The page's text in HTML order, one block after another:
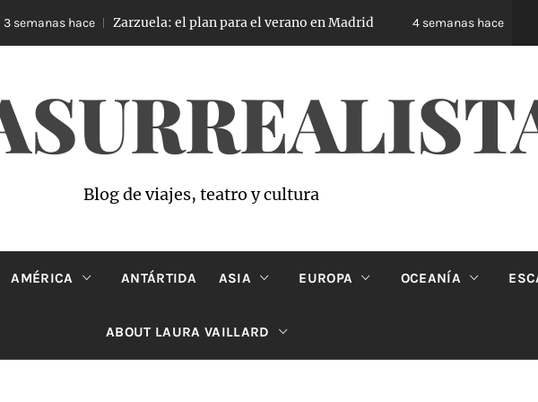
semanas hace Zarzuela: el plan para el verano en Madrid 4 semanas hace
Blog de viajes, teatro y cultura
AMÉRICA ANTÁRTIDA ASIA EUROPA OCEANÍA
ABOUT LAURA VAILLARD